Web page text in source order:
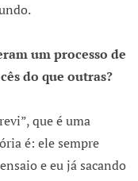
um processo de
do que outras?
que é uma
é: ele sempre
e eu já sacando